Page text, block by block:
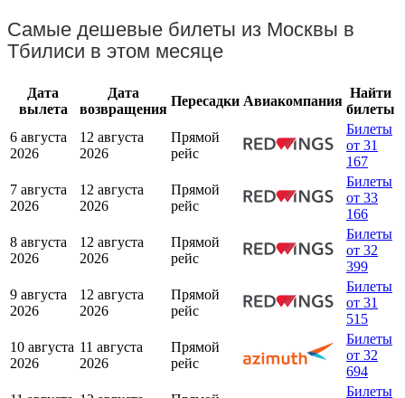
Самые дешевые билеты из Москвы в
Тбилиси в этом месяце
Дата
вылета
Дата
возвращения
Пересадки Авиакомпания
Найти
билеты
6 августа
2026
12 августа
2026
Прямой
рейс
Билеты
от 31
167
7 августа
2026
12 августа
2026
Прямой
рейс
Билеты
от 33
166
8 августа
2026
12 августа
2026
Прямой
рейс
Билеты
от 32
399
9 августа
2026
12 августа
2026
Прямой
рейс
Билеты
от 31
515
10 августа
2026
11 августа
2026
Прямой
рейс
Билеты
от 32
694
Билеты